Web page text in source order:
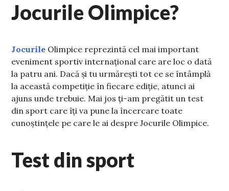
Jocurile Olimpice?
Jocurile Olimpice reprezintă cel mai important
eveniment sportiv internațional care are loc o dată
la patru ani. Dacă și tu urmărești tot ce se întâmplă
la această competiție în fiecare ediție, atunci ai
ajuns unde trebuie. Mai jos ți-am pregătit un test
din sport care îți va pune la încercare toate
cunoștințele pe care le ai despre Jocurile Olimpice.
Test din sport